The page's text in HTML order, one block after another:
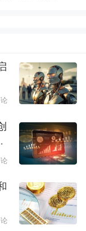
潮中，郭广
炸开了锅。
电话以及微
高层及品牌部
关上市公司均
盘是否强震备